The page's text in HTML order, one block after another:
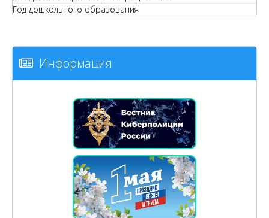
Год дошкольного образования
Информация